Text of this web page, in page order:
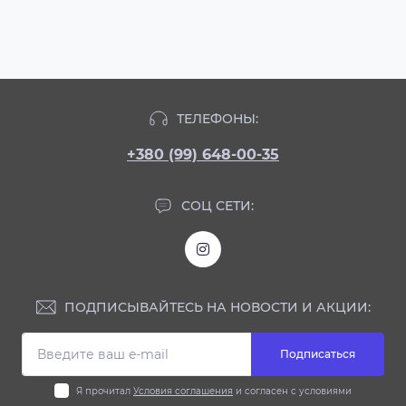
ТЕЛЕФОНЫ:
+380 (99) 648-00-35
СОЦ СЕТИ:
ПОДПИСЫВАЙТЕСЬ НА НОВОСТИ И АКЦИИ:
Подписаться
Я прочитал Условия соглашения и согласен с условиями